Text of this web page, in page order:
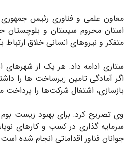
معاون علمی و فناوری رئیس جمهوری
استان محروم سیستان و بلوچستان
متفکر و نیروهای انسانی خلاق ارتباط
ستاری ادامه داد: هر یک از شهرهای
اگر آمادگی تامین زیرساخت ها را
بازسازی، اشتغال شرکت‌ها را پرداخت
وی تصریح کرد: برای بهبود زیست
سرمایه گذاری در کسب و کارهای
جوانان فناور اقداماتی انجام شده